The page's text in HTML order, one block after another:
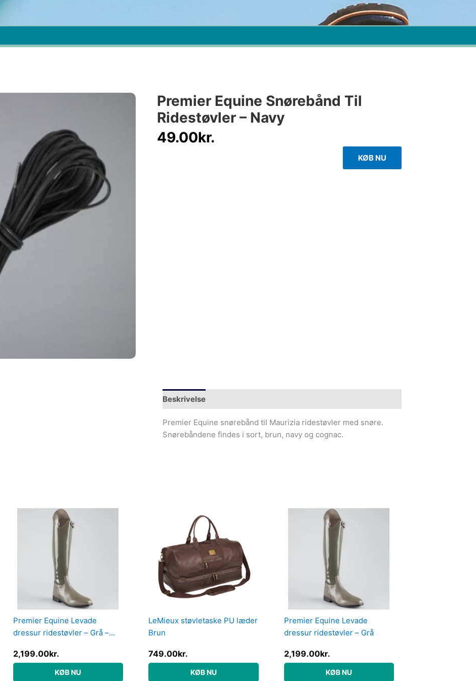
Premier Equine Snørebånd Til
Ridestøvler – Navy
49.00kr.
KØB NU
Beskrivelse
Premier Equine snørebånd til Maurizia ridestøvler med snøre.
Snørebåndene findes i sort, brun, navy og cognac.
Premier Equine Levade
dressur ridestøvler – Grå –
2,199.00kr.
KØB NU
LeMieux støvletaske PU læder
Brun
749.00kr.
KØB NU
Premier Equine Levade
dressur ridestøvler – Grå
2,199.00kr.
KØB NU